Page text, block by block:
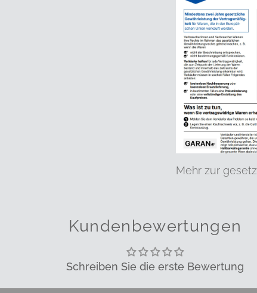
Mehr zur
Kundenbewertungen
Schreiben Sie die erste Bewertung